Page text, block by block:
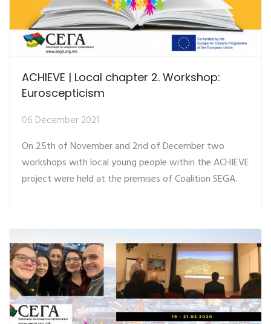
ACHIEVE | Local chapter 2. Workshop:
Euroscepticism
06 December 2021
On 25th of November and 2nd of December two
workshops with local young people within the ACHIEVE
project were held at the premises of Coalition SEGA.